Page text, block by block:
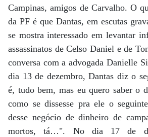
Campinas, amigos de Carvalho. O
da PF é que Dantas, em escutas
se mostra interessado em levantar
assassinatos de Celso Daniel e de
conversa com a advogada Danielle
dia 13 de dezembro, Dantas diz o
é, tudo bem, mas eu quero saber o
como se dissesse pra ele o
desse negócio de dinheiro de
mortos, tá…". No dia 17 de